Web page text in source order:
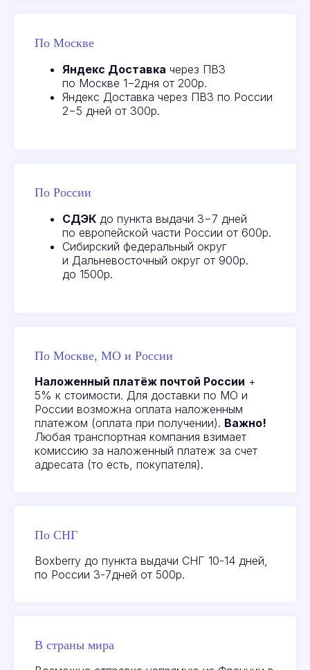
По Москве
Яндекс Доставка через ПВЗ
по Москве 1−2дня от 200р.
Яндекс Доставка через ПВЗ по России
2−5 дней от 300р.
По России
СДЭК до пункта выдачи 3−7 дней
по европейской части России от 600р.
Сибирский федеральный округ
и Дальневосточный округ от 900р.
до 1500р.
По Москве, МО и России
Наложенный платёж почтой России +
5% к стоимости. Для доставки по МО и
России возможна оплата наложенным
платежом (оплата при получении). Важно!
Любая транспортная компания взимает
комиссию за наложенный платеж за счет
адресата (то есть, покупателя).
По СНГ
Boxberry до пункта выдачи СНГ 10-14 дней,
по России 3-7дней от 500р.
В страны мира
Отзывынаших
клиентов